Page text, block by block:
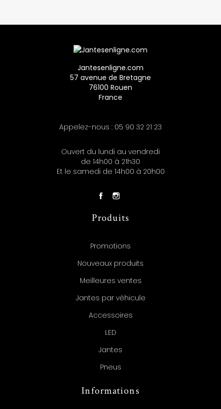
Jantesenligne.com
57 avenue de Bretagne
76100 Rouen
France
Appelez-nous : 05 90 32 21 23
Ouvert du lundi au vendredi
de 14h00 à 21h30
Et le samedi de 14h00 à 20h00
Produits
Promotions
Nouveaux produits
Meilleures ventes
Jantes par véhicule
Accessoires
LED
Jantes
Pneus
Informations